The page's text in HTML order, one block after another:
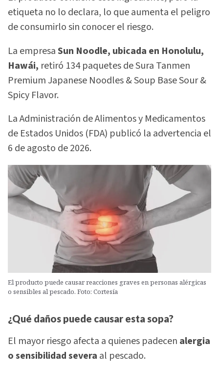
etiqueta no lo declara, lo que aumenta el peligro
de consumirlo sin conocer el riesgo.
La empresaSun Noodle, ubicada en Honolulu,
Hawái, retiró 134 paquetes de Sura Tanmen
Premium Japanese Noodles & Soup Base Sour &
Spicy Flavor.
La Administración de Alimentos y Medicamentos
de Estados Unidos (FDA) publicó la advertencia el
6 de agosto de 2026.
El producto puede causar reacciones graves en personas alérgicas
o sensibles al pescado. Foto: Cortesía
¿Qué daños puede causar esta sopa?
El mayor riesgo afecta a quienes padecen alergia
o sensibilidad severa al pescado.